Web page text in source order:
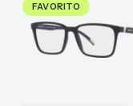
FAVORITO